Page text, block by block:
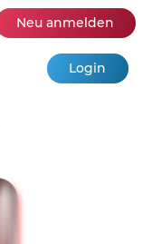
Neu anmelden
Login